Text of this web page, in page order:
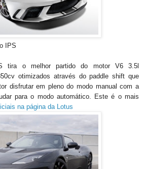
IPS
o melhor partido do motor V6 3.5l
otimizados através do paddle shift que
disfrutar em pleno do modo manual com a
para o modo automático. Este é o mais
na página da Lotus